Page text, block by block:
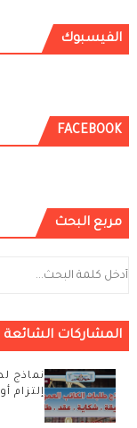
الفيسبوك
FACEBOOK
مربع البحث
المشاركات الشائعة
نماذج
إلتزام